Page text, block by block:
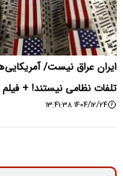
ایران عراق نیست/
تلفات نظامی نیستند! + فیلم
۱۴۰۴/۱۲/۲۴ ۱۳:۴۱:۳۸